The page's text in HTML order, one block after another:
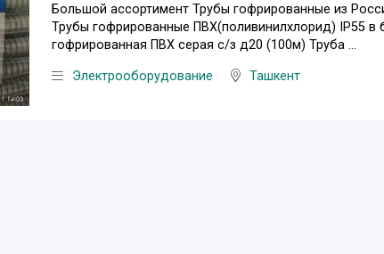
Большой ассортимент Трубы гофрированные из
Трубы гофрированные ПВХ(поливинилхлорид) IP55 в
гофрированная ПВХ серая с/з д20 (100м) Труба ...
Электрооборудование Ташкент